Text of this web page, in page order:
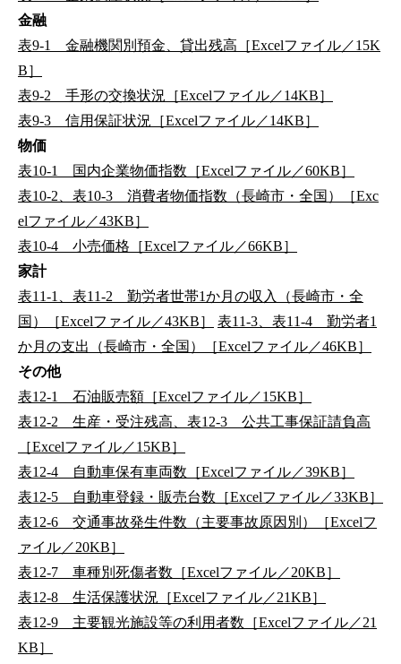
金融
表9-1 金融機関別預金、貸出残高［Excelファイル／15K
B］
表9-2 手形の交換状況［Excelファイル／14KB］
表9-3 信用保証状況［Excelファイル／14KB］
物価
表10-1 国内企業物価指数［Excelファイル／60KB］
表10-2、表10-3 消費者物価指数（長崎市・全国）［Exc
elファイル／43KB］
表10-4 小売価格［Excelファイル／66KB］
家計
表11-1、表11-2 勤労者世帯1か月の収入（長崎市・全
国）［Excelファイル／43KB］
表11-3、表11-4 勤労者1
か月の支出（長崎市・全国）［Excelファイル／46KB］
その他
表12-1 石油販売額［Excelファイル／15KB］
表12-2 生産・受注残高、表12-3 公共工事保証請負高
［Excelファイル／15KB］
表12-4 自動車保有車両数［Excelファイル／39KB］
表12-5 自動車登録・販売台数［Excelファイル／33KB］
表12-6 交通事故発生件数（主要事故原因別）［Excelフ
ァイル／20KB］
表12-7 車種別死傷者数［Excelファイル／20KB］
表12-8 生活保護状況［Excelファイル／21KB］
表12-9 主要観光施設等の利用者数［Excelファイル／21
KB］